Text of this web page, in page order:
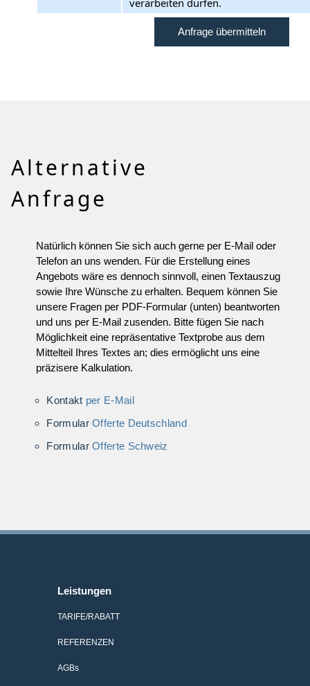
Alternative
Anfrage
Natürlich können Sie sich auch gerne per E-Mail oder
Telefon an uns wenden. Für die Erstellung eines
Angebots wäre es dennoch sinnvoll, einen Textauszug
sowie Ihre Wünsche zu erhalten. Bequem können Sie
unsere Fragen per PDF-Formular (unten) beantworten
und uns per E-Mail zusenden. Bitte fügen Sie nach
Möglichkeit eine repräsentative Textprobe aus dem
Mittelteil Ihres Textes an; dies ermöglicht uns eine
präzisere Kalkulation.
Kontakt per E-Mail
FormularOfferte Deutschland
FormularOfferte Schweiz
Leistungen
TARIFE/RABATT
REFERENZEN
AGBs